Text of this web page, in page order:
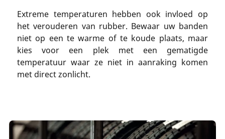
Extreme temperaturen hebben ook invloed op
het verouderen van rubber. Bewaar uw banden
niet op een te warme of te koude plaats, maar
kies voor een plek met een gematigde
temperatuur waar ze niet in aanraking komen
met direct zonlicht.